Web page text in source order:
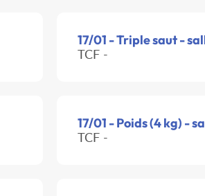
17/01 - Triple saut -
TCF -
17/01 - Poids (4 kg) -
TCF -